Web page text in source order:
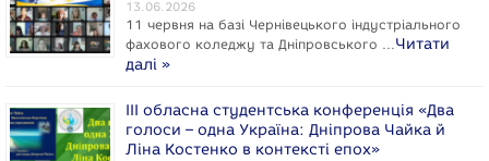
13.06.2026
11 червня на базі Чернівецького індустріального
фахового коледжу та Дніпровського …Читати
далі »
ІІІ обласна студентська конференція «Два
голоси – одна Україна: Дніпрова Чайка й
Ліна Костенко в контексті епох»